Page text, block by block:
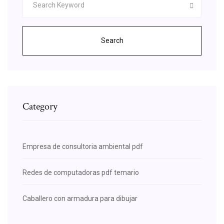
Search
Category
Empresa de consultoria ambiental pdf
Redes de computadoras pdf temario
Caballero con armadura para dibujar